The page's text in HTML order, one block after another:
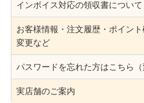
インボイス対応の領収書について
お客様情報・注文履歴・ポイン
変更など
パスワードを忘れた方はこちら（
実店舗のご案内